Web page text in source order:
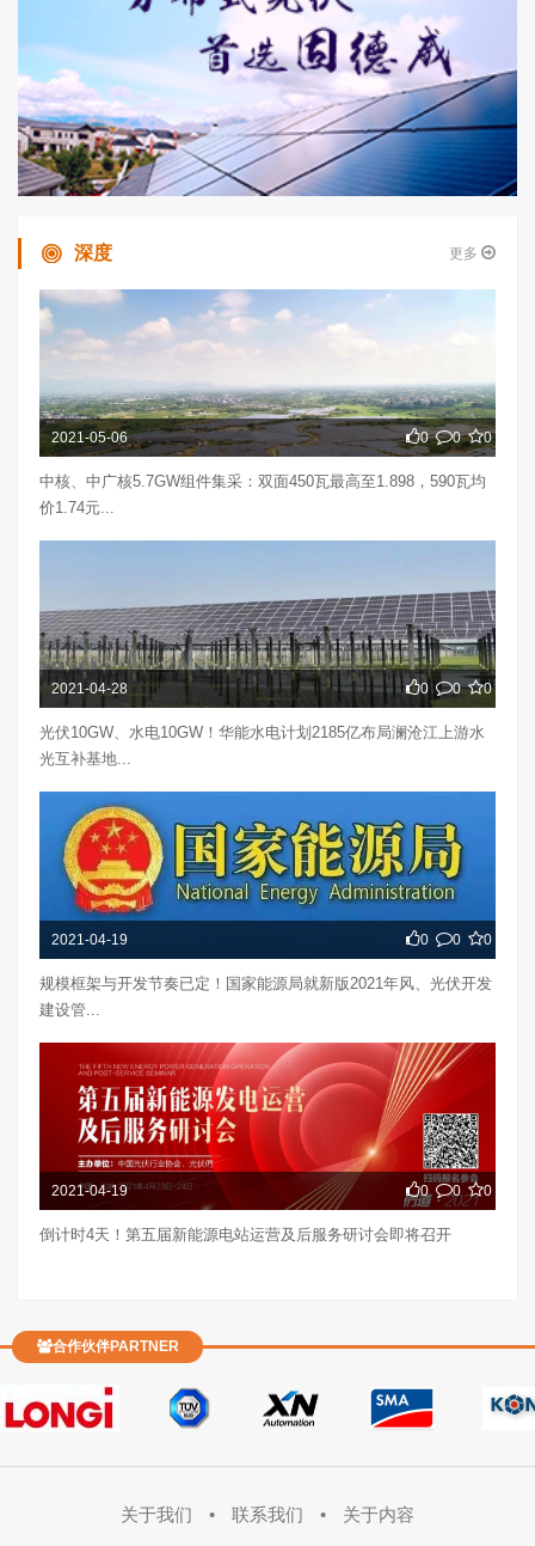
深度 更多
2021-05-06 0 0 0
中核、中广核5.7GW组件集采：双面450瓦最高至1.898，590瓦均
价1.74元...
2021-04-28 0 0 0
光伏10GW、水电10GW！华能水电计划2185亿布局澜沧江上游水
光互补基地...
2021-04-19 0 0 0
规模框架与开发节奏已定！国家能源局就新版2021年风、光伏开发
建设管...
2021-04-19 0 0 0
倒计时4天！第五届新能源电站运营及后服务研讨会即将召开
合作伙伴PARTNER
关于我们 • 联系我们 • 关于内容